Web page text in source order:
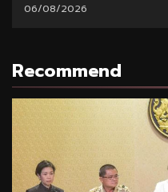
06/08/2026
Recommend